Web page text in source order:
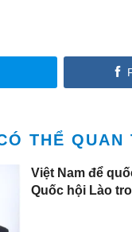
THỂ QUAN
Việt Nam để
Quốc hội Lào